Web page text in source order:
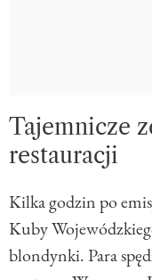
Tajemnicze
restauracji
Kilka godzin po
Kuby
blondynki. Para